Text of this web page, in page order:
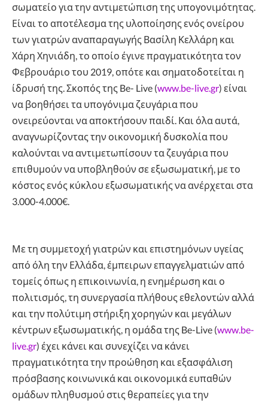
σωματείο για την αντιμετώπιση της υπογονιμότητας.
Είναι το αποτέλεσμα της υλοποίησης ενός ονείρου
των γιατρών αναπαραγωγής Βασίλη Κελλάρη και
Χάρη Χηνιάδη, το οποίο έγινε πραγματικότητα τον
Φεβρουάριο του 2019, οπότε και σηματοδοτείται η
ίδρυσή της. Σκοπός της Be- Live (www.be-live.gr) είναι
να βοηθήσει τα υπογόνιμα ζευγάρια που
ονειρεύονται να αποκτήσουν παιδί. Και όλα αυτά,
αναγνωρίζοντας την οικονομική δυσκολία που
καλούνται να αντιμετωπίσουν τα ζευγάρια που
επιθυμούν να υποβληθούν σε εξωσωματική, με το
κόστος ενός κύκλου εξωσωματικής να ανέρχεται στα
3.000-4.000€.
Με τη συμμετοχή γιατρών και επιστημόνων υγείας
από όλη την Ελλάδα, έμπειρων επαγγελματιών από
τομείς όπως η επικοινωνία, η ενημέρωση και ο
πολιτισμός, τη συνεργασία πλήθους εθελοντών αλλά
και την πολύτιμη στήριξη χορηγών και μεγάλων
κέντρων εξωσωματικής, η ομάδα της Be-Live (www.be-
live.gr) έχει κάνει και συνεχίζει να κάνει
πραγματικότητα την προώθηση και εξασφάλιση
πρόσβασης κοινωνικά και οικονομικά ευπαθών
ομάδων πληθυσμού στις θεραπείες για την